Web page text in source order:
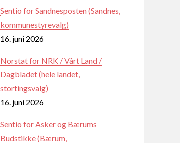
Sentio for Sandnesposten (Sandnes,
kommunestyrevalg)
16. juni 2026
Norstat for NRK / Vårt Land /
Dagbladet (hele landet,
stortingsvalg)
16. juni 2026
Sentio for Asker og Bærums
Budstikke (Bærum,